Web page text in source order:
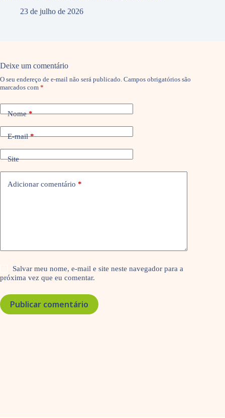
23 de julho de 2026
Deixe um comentário
O seu endereço de e-mail não será publicado. Campos obrigatórios são
marcados com *
Nome*
E-mail*
Site
Adicionar comentário *
Salvar meu nome, e-mail e site neste navegador para a
próxima vez que eu comentar.
Publicar comentário